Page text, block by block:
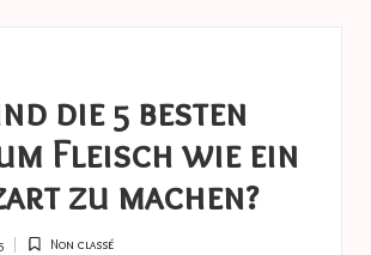
die 5 besten
Fleisch wie ein
zu machen?
Non classé